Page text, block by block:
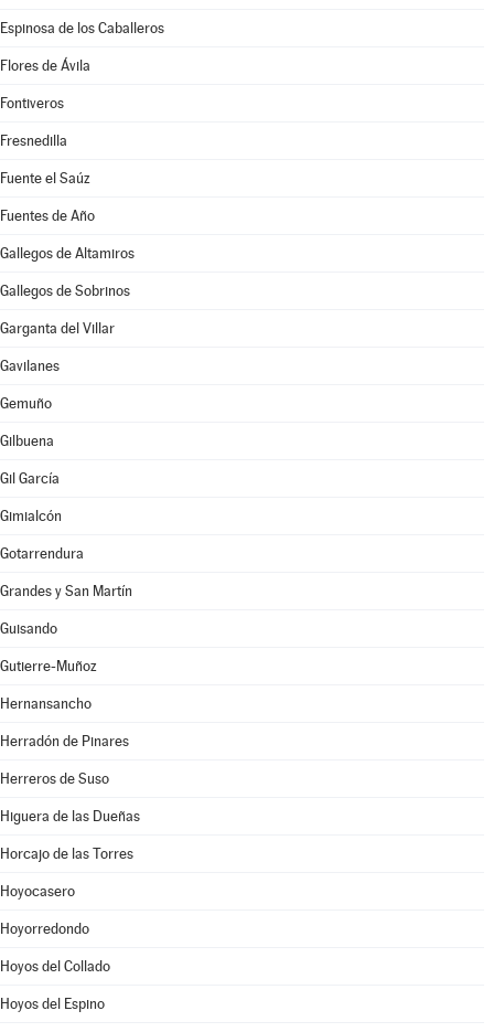
Espinosa de los Caballeros
Flores de Ávila
Fontiveros
Fresnedilla
Fuente el Saúz
Fuentes de Año
Gallegos de Altamiros
Gallegos de Sobrinos
Garganta del Villar
Gavilanes
Gemuño
Gilbuena
Gil García
Gimialcón
Gotarrendura
Grandes y San Martín
Guisando
Gutierre-Muñoz
Hernansancho
Herradón de Pinares
Herreros de Suso
Higuera de las Dueñas
Horcajo de las Torres
Hoyocasero
Hoyorredondo
Hoyos del Collado
Hoyos del Espino